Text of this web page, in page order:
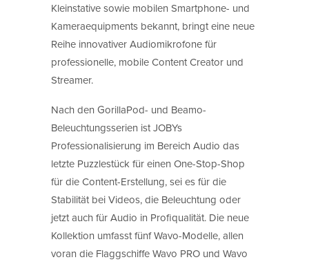
Kleinstative sowie mobilen Smartphone- und
Kameraequipments bekannt, bringt eine neue
Reihe innovativer Audiomikrofone für
professionelle, mobile Content Creator und
Streamer.
Nach den GorillaPod- und Beamo-
Beleuchtungsserien ist JOBYs
Professionalisierung im Bereich Audio das
letzte Puzzlestück für einen One-Stop-Shop
für die Content-Erstellung, sei es für die
Stabilität bei Videos, die Beleuchtung oder
jetzt auch für Audio in Profiqualität. Die neue
Kollektion umfasst fünf Wavo-Modelle, allen
voran die Flaggschiffe Wavo PRO und Wavo